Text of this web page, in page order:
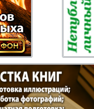
Районка-Nord-Ost-
Bremen
Рейнская газета
Русская Мысль